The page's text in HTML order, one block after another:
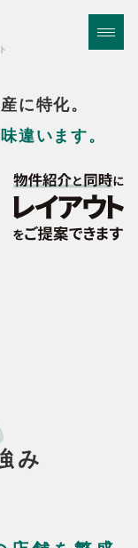
に特化。
違います。
することです。
成功して欲しいか
み